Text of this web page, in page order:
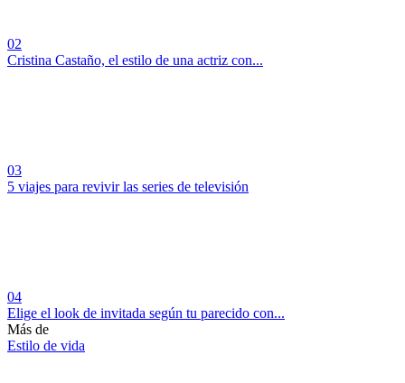
02
Cristina Castaño, el estilo de una actriz con...
03
5 viajes para revivir las series de televisión
04
Elige el look de invitada según tu parecido con...
Más de
Estilo de vida